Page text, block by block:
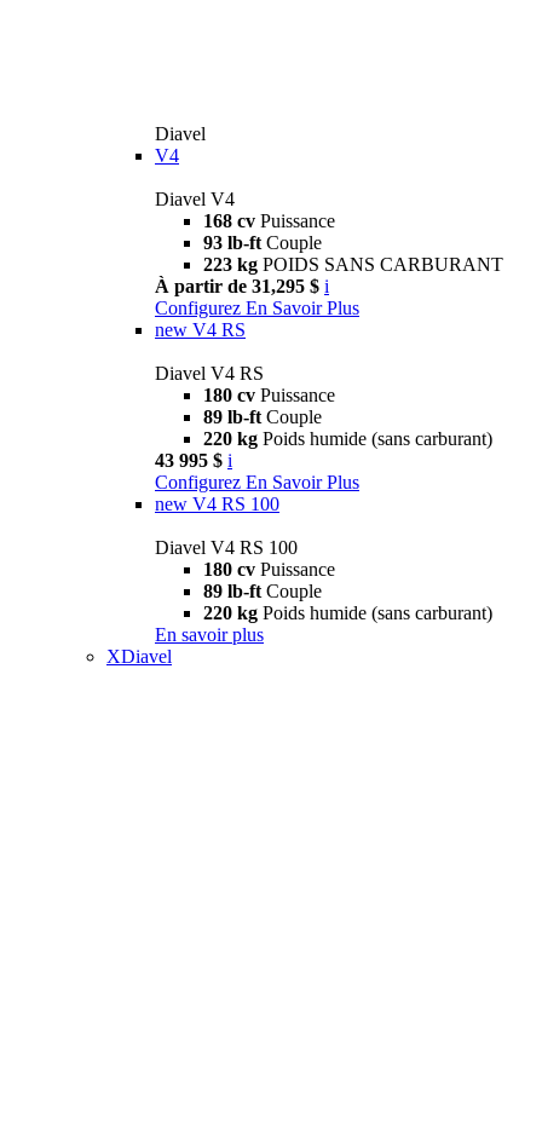
Diavel
V4
Diavel V4
168 cv Puissance
93 lb-ft Couple
223 kg POIDS SANS CARBURANT
À partir de 31,295 $ i
Configurez En Savoir Plus
new V4 RS
Diavel V4 RS
180 cv Puissance
89 lb-ft Couple
220 kg Poids humide (sans carburant)
43 995 $ i
Configurez En Savoir Plus
new V4 RS 100
Diavel V4 RS 100
180 cv Puissance
89 lb-ft Couple
220 kg Poids humide (sans carburant)
En savoir plus
XDiavel